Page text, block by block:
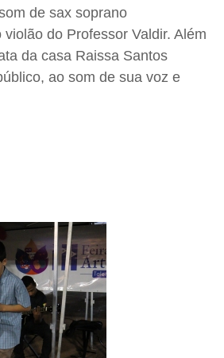
de sax soprano
do Professor Valdir. Além
da casa Raissa Santos
ao som de sua voz e